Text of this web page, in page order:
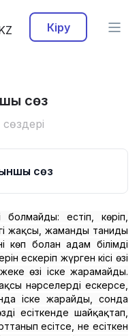
Кіру
сөз
сөз
естіп, көріп,
жақсы, жаманды таниды
көп болған адам білімді
ескеріп жүрген кісі өзі
өзі іске жарамайды.
нәрселерді ескерсе,
іске жарайды, сонда
есіткенде шайқақтап,
есітсе, не есіткен